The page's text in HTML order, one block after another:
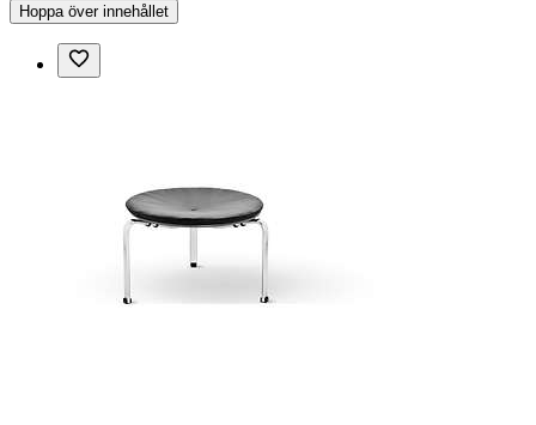
Hoppa över innehållet